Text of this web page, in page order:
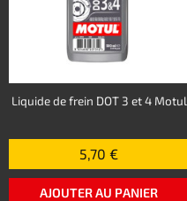
Liquide de frein DOT 3 et 4 Motul
5,70 €
AJOUTER AU PANIER